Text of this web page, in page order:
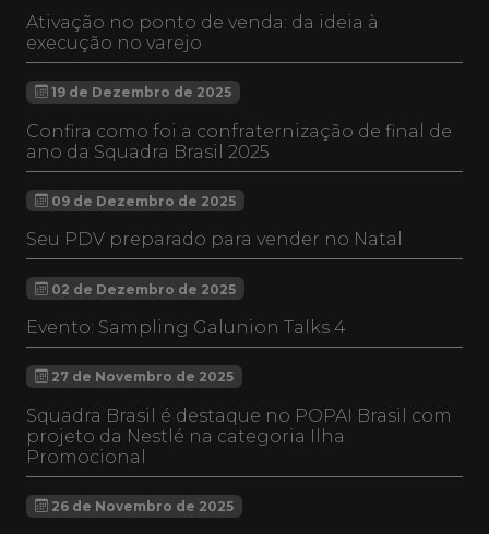
Ativação no ponto de venda: da ideia à
execução no varejo
19 de Dezembro de 2025
Confira como foi a confraternização de final de
ano da Squadra Brasil 2025
09 de Dezembro de 2025
Seu PDV preparado para vender no Natal
02 de Dezembro de 2025
Evento: Sampling Galunion Talks 4
27 de Novembro de 2025
Squadra Brasil é destaque no POPAI Brasil com
projeto da Nestlé na categoria Ilha
Promocional
26 de Novembro de 2025